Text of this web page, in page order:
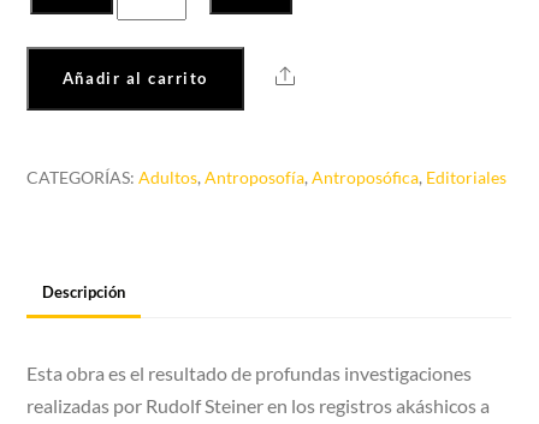
Evangelio
cantidad
Añadir al carrito Share
CATEGORÍAS:Adultos,Antroposofía,Antroposófica, Editoriales
Descripción
Esta obra es el resultado de profundas investigaciones
realizadas por Rudolf Steiner en los registros akáshicos a